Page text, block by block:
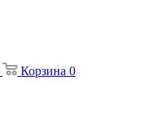
Корзина 0